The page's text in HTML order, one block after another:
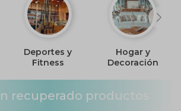
Deportes y
Fitness
Hogar y
Decoración
recuperado productos